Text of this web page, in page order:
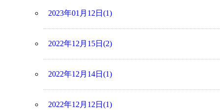
2023年01月12日(1)
2022年12月15日(2)
2022年12月14日(1)
2022年12月12日(1)